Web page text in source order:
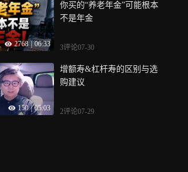
2768 06:33
你买的“养老年金”可能根本
不是年金
3评论07-30
150 | 05:03
增额寿&杠杆寿的区别与选
购建议
2评论07-29